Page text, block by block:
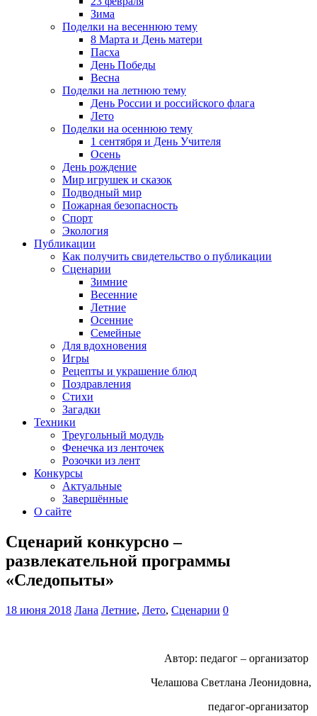
Зима
Поделки на весеннюю тему
8 Марта и День матери
Пасха
День Победы
Весна
Поделки на летнюю тему
День России и российского флага
Лето
Поделки на осеннюю тему
1 сентября и День Учителя
Осень
День рождение
Мир игрушек и сказок
Подводный мир
Пожарная безопасность
Спорт
Экология
Публикации
Как получить свидетельство о публикации
Сценарии
Зимние
Весенние
Летние
Осенние
Семейные
Для вдохновения
Игры
Рецепты и украшение блюд
Поздравления
Стихи
Загадки
Техники
Треугольный модуль
Фенечка из ленточек
Розочки из лент
Конкурсы
Актуальные
Завершённые
О сайте
Сценарий конкурсно –
развлекательной программы
«Следопыты»
18 июня 2018 Лана Летние, Лето, Сценарии 0
Автор: педагог – организатор
Челашова Светлана Леонидовна,
педагог-организатор